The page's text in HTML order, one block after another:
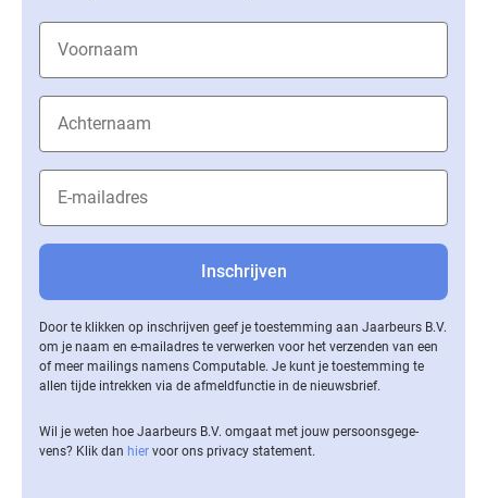
Door te klikken op inschrijven geef je toestemming aan Jaarbeurs B.V.
om je naam en e-mailadres te verwerken voor het verzenden van een
of meer mailings namens Computable. Je kunt je toestemming te
allen tijde intrekken via de af­meld­func­tie in de nieuwsbrief.
Wil je weten hoe Jaarbeurs B.V. omgaat met jouw per­soons­ge­ge­
vens? Klik dan hier voor ons privacy statement.